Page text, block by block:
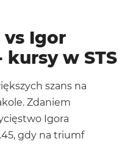
Igor
w STS
szans na
Zdaniem
Igora
gdy na triumf